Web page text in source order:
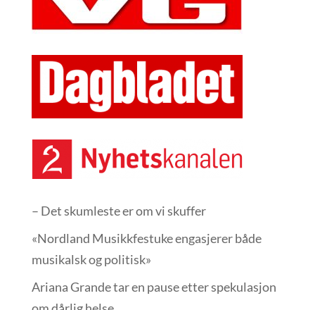
– Det skumleste er om vi skuffer
«Nordland Musikkfest­uke engasjerer både
musikalsk og politisk»
Ariana Grande tar en pause etter spekulasjon